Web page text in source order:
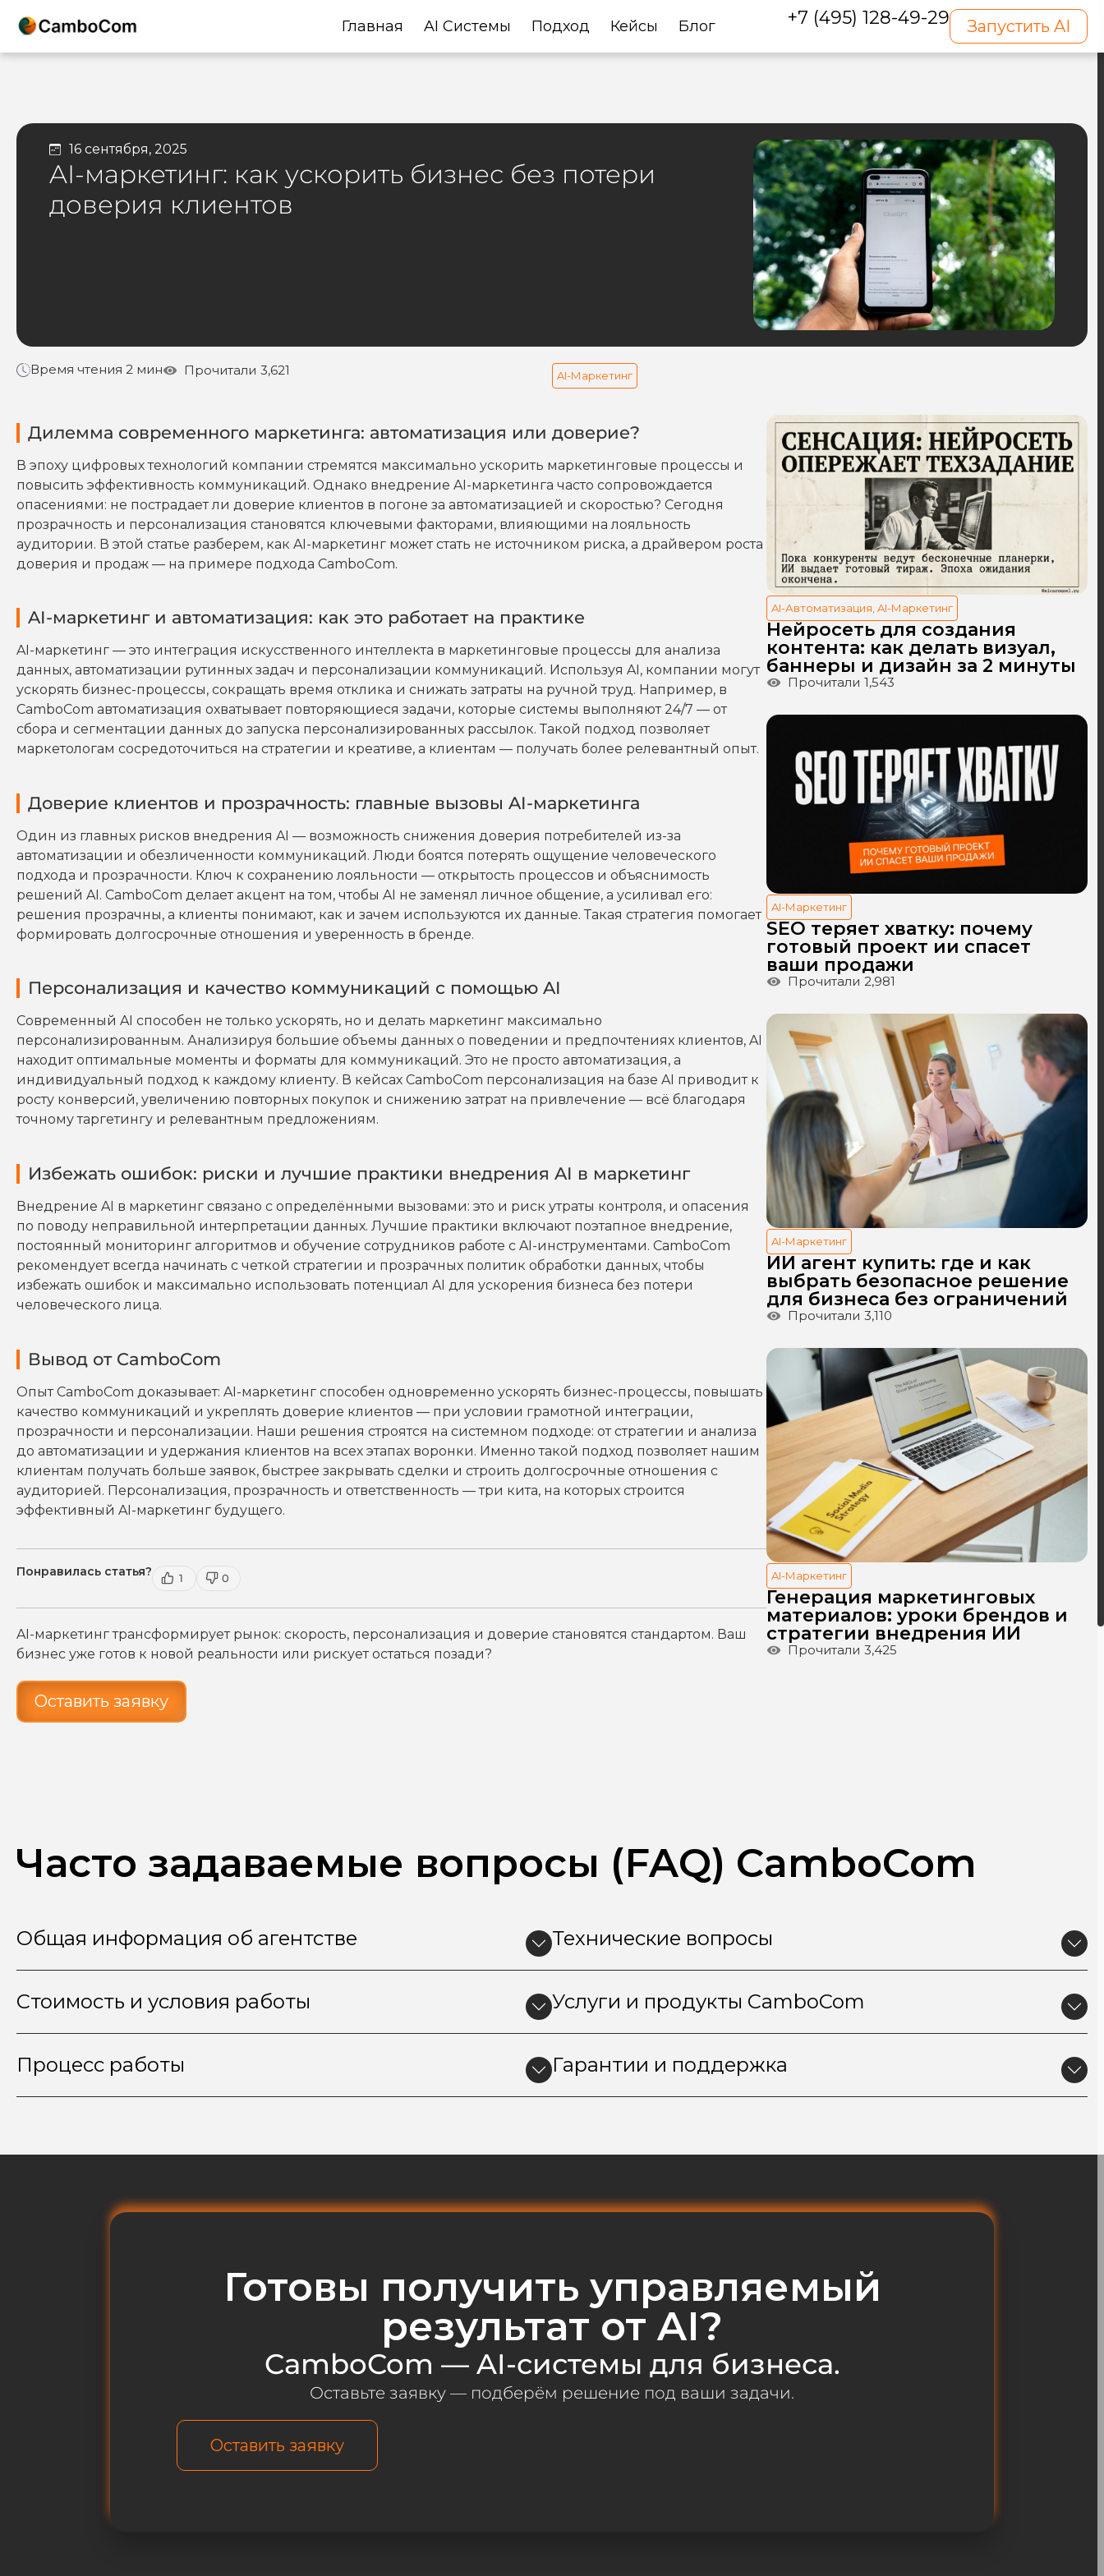
Главная AI Системы Подход Кейсы Блог +7 (495) 128-49-29 Запустить AI
16 сентября, 2025
AI-маркетинг: как ускорить бизнес без потери
доверия клиентов
Время чтения 2 мин Прочитали 3,621 AI-Маркетинг
Дилемма современного маркетинга: автоматизация или доверие?
В эпоху цифровых технологий компании стремятся максимально ускорить маркетинговые процессы и
повысить эффективность коммуникаций. Однако внедрение AI-маркетинга часто сопровождается
опасениями: не пострадает ли доверие клиентов в погоне за автоматизацией и скоростью? Сегодня
прозрачность и персонализация становятся ключевыми факторами, влияющими на лояльность
аудитории. В этой статье разберем, как AI-маркетинг может стать не источником риска, а драйвером роста
доверия и продаж — на примере подхода CamboCom.
AI-маркетинг и автоматизация: как это работает на практике
AI-маркетинг — это интеграция искусственного интеллекта в маркетинговые процессы для анализа
данных, автоматизации рутинных задач и персонализации коммуникаций. Используя AI, компании могут
ускорять бизнес-процессы, сокращать время отклика и снижать затраты на ручной труд. Например, в
CamboCom автоматизация охватывает повторяющиеся задачи, которые системы выполняют 24/7 — от
сбора и сегментации данных до запуска персонализированных рассылок. Такой подход позволяет
маркетологам сосредоточиться на стратегии и креативе, а клиентам — получать более релевантный опыт.
Доверие клиентов и прозрачность: главные вызовы AI-маркетинга
Один из главных рисков внедрения AI — возможность снижения доверия потребителей из-за
автоматизации и обезличенности коммуникаций. Люди боятся потерять ощущение человеческого
подхода и прозрачности. Ключ к сохранению лояльности — открытость процессов и объяснимость
решений AI. CamboCom делает акцент на том, чтобы AI не заменял личное общение, а усиливал его:
решения прозрачны, а клиенты понимают, как и зачем используются их данные. Такая стратегия помогает
формировать долгосрочные отношения и уверенность в бренде.
Персонализация и качество коммуникаций с помощью AI
Современный AI способен не только ускорять, но и делать маркетинг максимально
персонализированным. Анализируя большие объемы данных о поведении и предпочтениях клиентов, AI
находит оптимальные моменты и форматы для коммуникаций. Это не просто автоматизация, а
индивидуальный подход к каждому клиенту. В кейсах CamboCom персонализация на базе AI приводит к
росту конверсий, увеличению повторных покупок и снижению затрат на привлечение — всё благодаря
точному таргетингу и релевантным предложениям.
Избежать ошибок: риски и лучшие практики внедрения AI в маркетинг
Внедрение AI в маркетинг связано с определёнными вызовами: это и риск утраты контроля, и опасения
по поводу неправильной интерпретации данных. Лучшие практики включают поэтапное внедрение,
постоянный мониторинг алгоритмов и обучение сотрудников работе с AI-инструментами. CamboCom
рекомендует всегда начинать с четкой стратегии и прозрачных политик обработки данных, чтобы
избежать ошибок и максимально использовать потенциал AI для ускорения бизнеса без потери
человеческого лица.
Вывод от CamboCom
Опыт CamboCom доказывает: AI-маркетинг способен одновременно ускорять бизнес-процессы, повышать
качество коммуникаций и укреплять доверие клиентов — при условии грамотной интеграции,
прозрачности и персонализации. Наши решения строятся на системном подходе: от стратегии и анализа
до автоматизации и удержания клиентов на всех этапах воронки. Именно такой подход позволяет нашим
клиентам получать больше заявок, быстрее закрывать сделки и строить долгосрочные отношения с
аудиторией. Персонализация, прозрачность и ответственность — три кита, на которых строится
эффективный AI-маркетинг будущего.
Понравилась статья? 1 0
AI-маркетинг трансформирует рынок: скорость, персонализация и доверие становятся стандартом. Ваш
бизнес уже готов к новой реальности или рискует остаться позади?
Оставить заявку
AI-Автоматизация AI-Маркетинг
Нейросеть для создания
контента: как делать визуал,
баннеры и дизайн за 2 минуты
Прочитали 1,543
AI-Маркетинг
SEO теряет хватку: почему
готовый проект ии спасет
ваши продажи
Прочитали 2,981
AI-Маркетинг
ИИ агент купить: где и как
выбрать безопасное решение
для бизнеса без ограничений
Прочитали 3,110
AI-Маркетинг
Генерация маркетинговых
материалов: уроки брендов и
стратегии внедрения ИИ
Прочитали 3,425
Часто задаваемые вопросы (FAQ) CamboCom
Общая информация об агентстве
Стоимость и условия работы
Процесс работы
Технические вопросы
Услуги и продукты CamboCom
Гарантии и поддержка
Готовы получить управляемый
результат от AI?
CamboCom — AI-системы для бизнеса.
Оставьте заявку — подберём решение под ваши задачи.
Оставить заявку